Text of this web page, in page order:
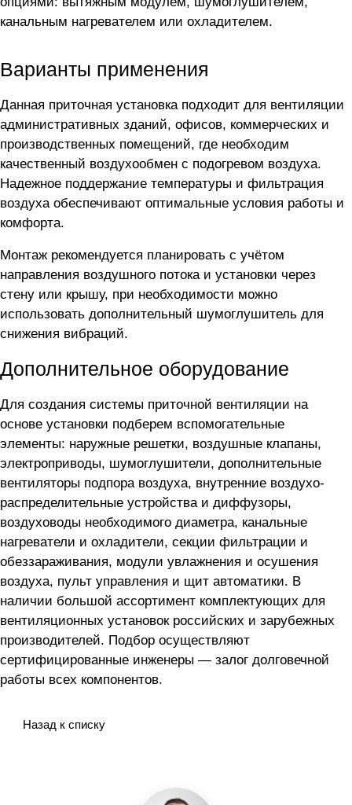
канальным нагревателем или охладителем.
Варианты применения
Данная приточная установка подходит для вентиляции
административных зданий, офисов, коммерческих и
производственных помещений, где необходим
качественный воздухообмен с подогревом воздуха.
Надежное поддержание температуры и фильтрация
воздуха обеспечивают оптимальные условия работы и
комфорта.
Монтаж рекомендуется планировать с учётом
направления воздушного потока и установки через
стену или крышу, при необходимости можно
использовать дополнительный шумоглушитель для
снижения вибраций.
Дополнительное оборудование
Для создания системы приточной вентиляции на
основе установки подберем вспомогательные
элементы: наружные решетки, воздушные клапаны,
электроприводы, шумоглушители, дополнительные
вентиляторы подпора воздуха, внутренние воздухо-
распределительные устройства и диффузоры,
воздуховоды необходимого диаметра, канальные
нагреватели и охладители, секции фильтрации и
обеззараживания, модули увлажнения и осушения
воздуха, пульт управления и щит автоматики. В
наличии большой ассортимент комплектующих для
вентиляционных установок российских и зарубежных
производителей. Подбор осуществляют
сертифицированные инженеры — залог долговечной
работы всех компонентов.
Назад к списку